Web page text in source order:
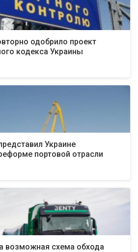
одобрило проект
кодекса Украины
Украине
портовой отрасли
возможная схема обхода